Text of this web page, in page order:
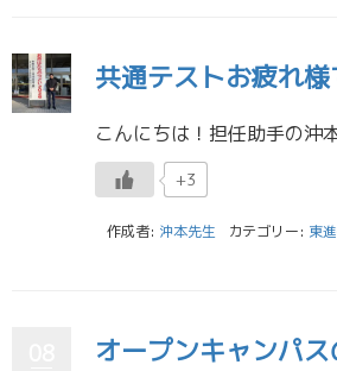
共通テストお疲れ様
+3
作成者: 沖本先生 カテゴリー: 東
オープンキャンパ